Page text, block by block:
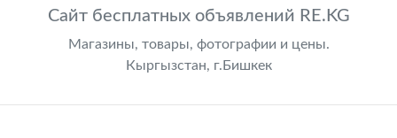
Сайт бесплатных объявлений RE.KG
Магазины, товары, фотографии и цены.
Кыргызстан, г.Бишкек